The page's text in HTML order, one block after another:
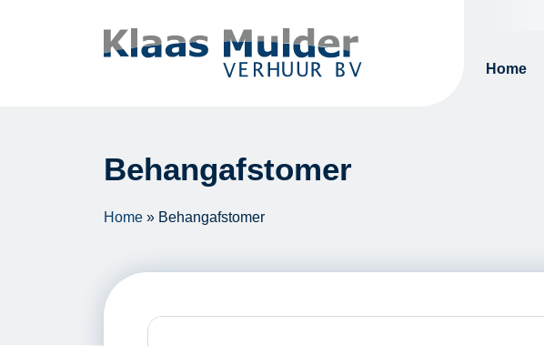
Home
Behangafstomer
Home » Behangafstomer